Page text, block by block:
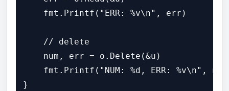
    fmt.Printf("ERR: %v\n", err)
    // delete
    num, err = o.Delete(&u)
fmt.Printf("NUM: %d, ERR: %v\n",